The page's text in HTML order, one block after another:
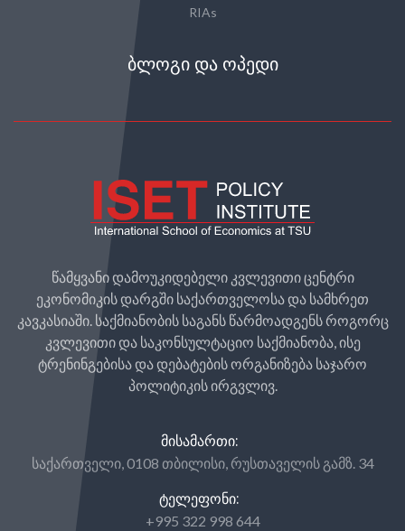
RIAs
ᲑᲚᲝᲒᲘ ᲓᲐ ᲝᲞᲔᲓᲘ
წამყვანი დამოუკიდებელი კვლევითი ცენტრი
ეკონომიკის დარგში საქართველოსა და სამხრეთ
კავკასიაში. საქმიანობის საგანს წარმოადგენს როგორც
კვლევითი და საკონსულტაციო საქმიანობა, ისე
ტრენინგებისა და დებატების ორგანიზება საჯარო
პოლიტიკის ირგვლივ.
ᲛᲘᲡᲐᲛᲐᲠᲗᲘ:
საქართველი, 0108 თბილისი, რუსთაველის გამზ. 34
ᲢᲔᲚᲔᲤᲝᲜᲘ:
+995 322 998 644